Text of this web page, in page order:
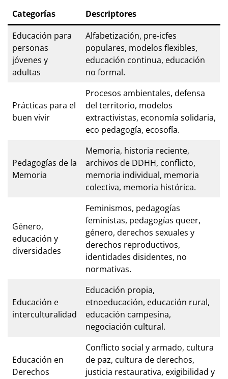
Categorías
Descriptores
Educación para
personas
jóvenes y
adultas
Alfabetización, pre-icfes
populares, modelos flexibles,
educación continua, educación
no formal.
Prácticas para el
buen vivir
Procesos ambientales, defensa
del territorio, modelos
extractivistas, economía solidaria,
eco pedagogía, ecosofía.
Pedagogías de la
Memoria
Memoria, historia reciente,
archivos de DDHH, conflicto,
memoria individual, memoria
colectiva, memoria histórica.
Género,
educación y
diversidades
Feminismos, pedagogías
feministas, pedagogías queer,
género, derechos sexuales y
derechos reproductivos,
identidades disidentes, no
normativas.
Educación e
interculturalidad
Educación propia,
etnoeducación, educación rural,
educación campesina,
negociación cultural.
Educación en
Derechos
Conflicto social y armado, cultura
de paz, cultura de derechos,
justicia restaurativa, exigibilidad y